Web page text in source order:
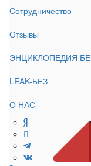
Сотрудничество
Отзывы
ЭНЦИКЛОПЕДИЯ
LEAK-БЕЗ
О НАС